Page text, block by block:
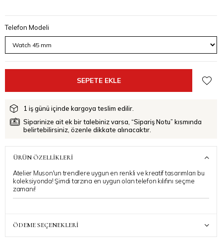
Telefon Modeli
1 iş günü içinde kargoya teslim edilir.
Siparinize ait ek bir talebiniz varsa, “Sipariş Notu” kısmında
belirtebilirsiniz, özenle dikkate alınacaktır.
ÜRÜN ÖZELLIKLERI
Atelier Muson'un trendlere uygun en renkli ve kreatif tasarımları bu
koleksiyonda! Şimdi tarzına en uygun olan telefon kılıfını seçme
zamanı!
ÖDEME SEÇENEKLERI